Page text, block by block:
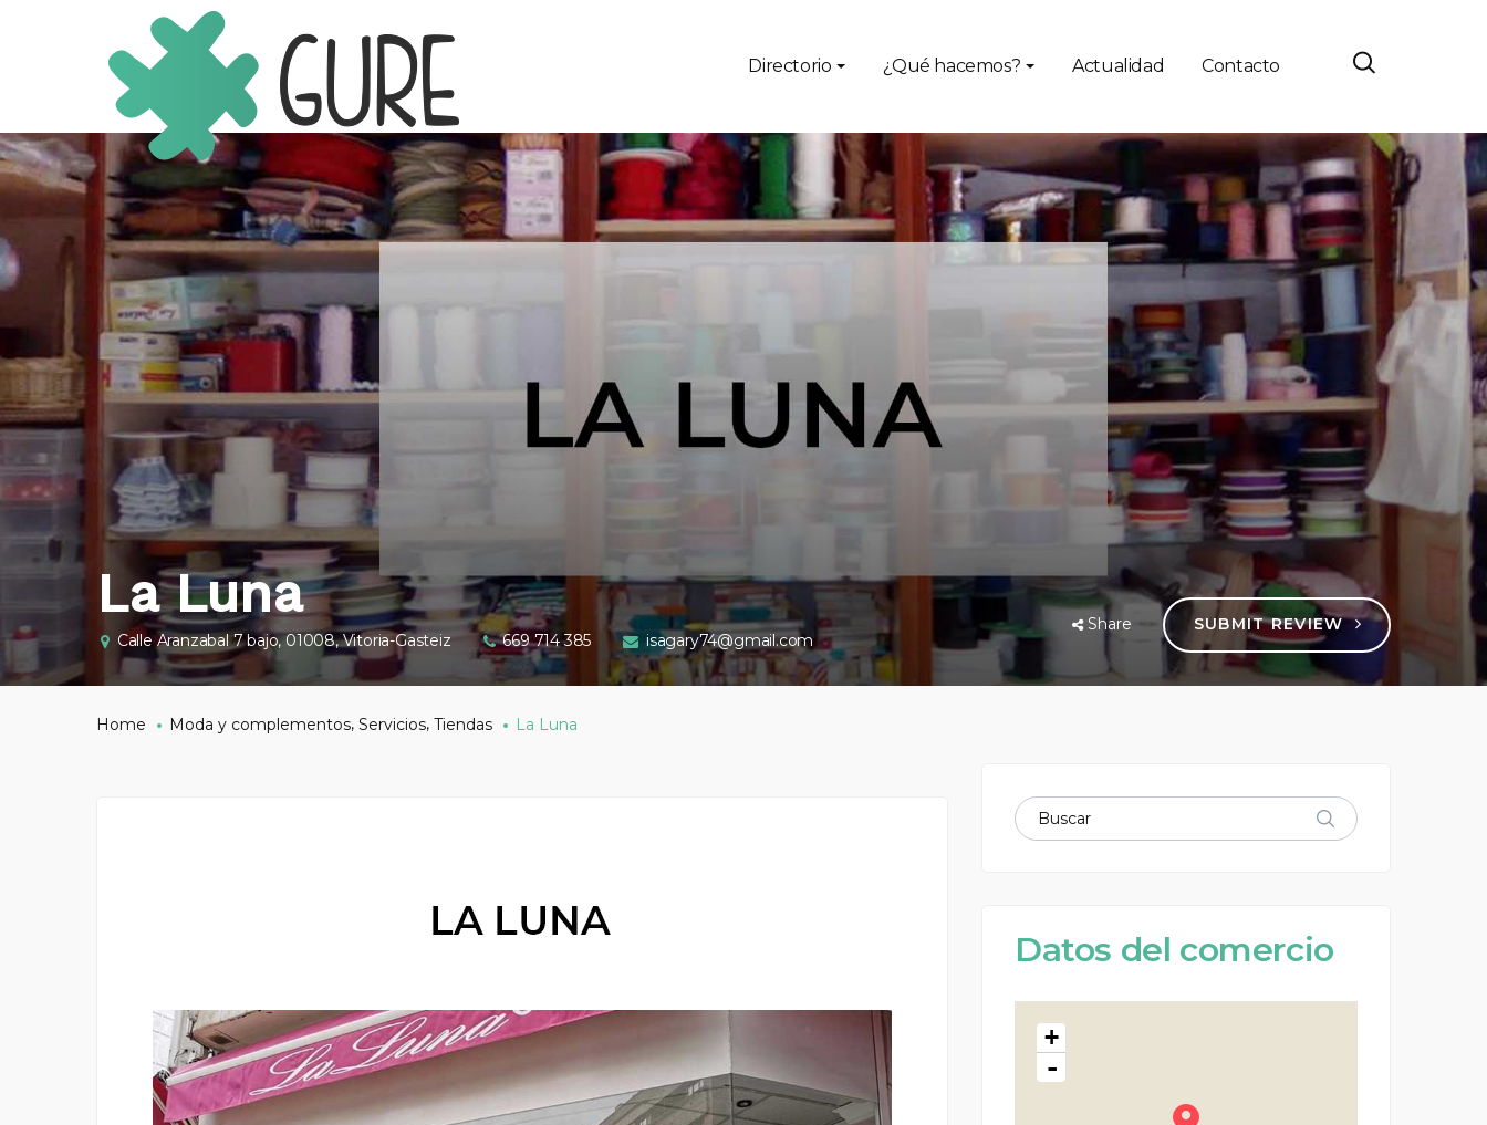
Directorio ¿Qué hacemos? Actualidad Contacto
La Luna
Calle Aranzabal 7 bajo, 01008, Vitoria-Gasteiz 669 714 385 isagary74@gmail.com
Share SUBMIT REVIEW
Home Moda y complementos, Servicios, Tiendas La Luna
Datos del comercio
+
-